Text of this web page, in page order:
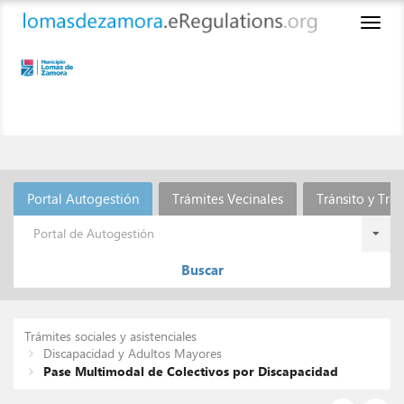
Portal Autogestión Trámites Vecinales Tránsito y
Portal de Autogestión
Buscar
Trámites sociales y asistenciales
Discapacidad y Adultos Mayores
Pase Multimodal de Colectivos por Discapacidad